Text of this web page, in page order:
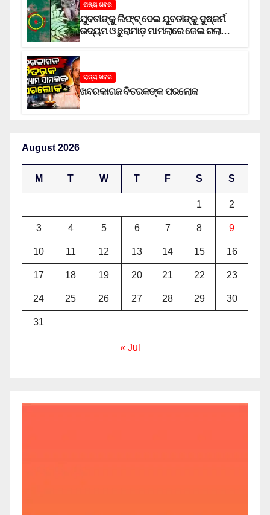
ରାଜ୍ୟ ଖବର
ଯୁବତୀଙ୍କୁ ଲିଫ୍‌ଟ୍‌ ଦେଇ ଯୁବତୀଙ୍କୁ ଦୁଷ୍କର୍ମ
ଉଦ୍ୟମ ଓ ଛୁରାମାଡ଼ ମାମଲାରେ ଜେଲ ଗଲା
ରାଜ୍ୟ ଖବର
ଖବରକାଗଜ ବିତରକଙ୍କ ପରଲୋକ
August 2026
M T W T F S S
1 2
3 4 5 6 7 8 9
10 11 12 13 14 15 16
17 18 19 20 21 22 23
24 25 26 27 28 29 30
31
« Jul